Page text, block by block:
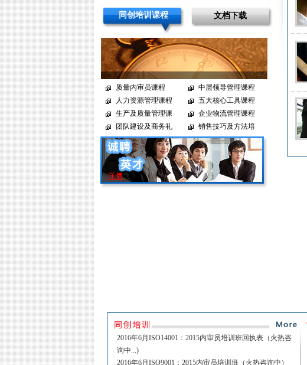
2016年6月ISO14001：2015内审员培训班回执表（火热咨
询中...)
2016年6月ISO9001：2015内审员培训班（火热咨询中）